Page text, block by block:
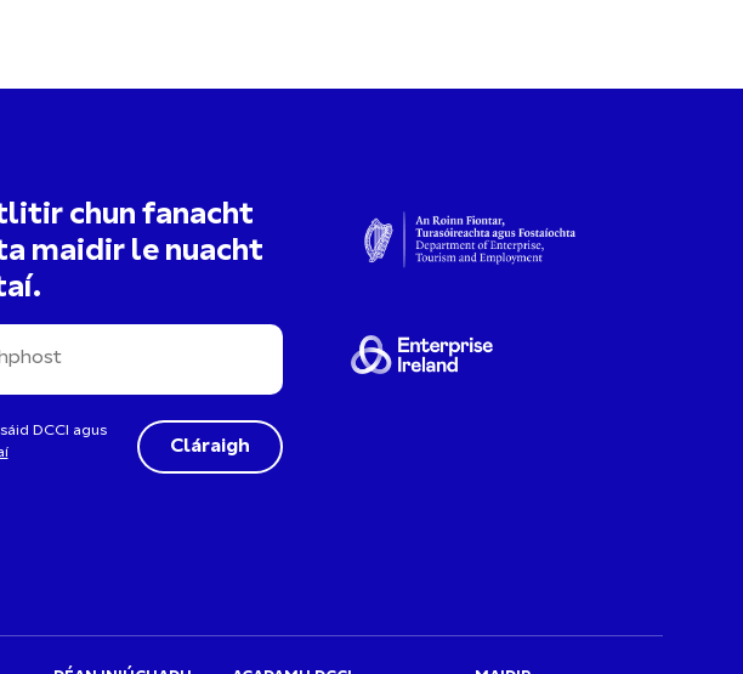
chun fanacht
maidir le nuacht
DCCI agus